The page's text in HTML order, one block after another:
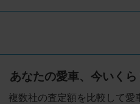
あなたの愛車、今いくら
複数社の査定額を比較して愛